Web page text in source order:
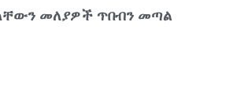
መለያዎች ጥበብን መጣል